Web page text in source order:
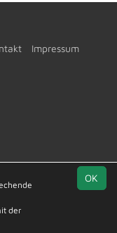
Impressum
OK
der